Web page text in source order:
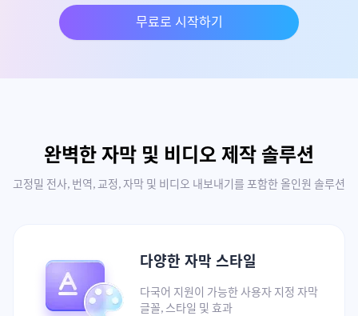
무료로 시작하기
완벽한 자막 및 비디오 제작 솔루션
고정밀 전사, 번역, 교정, 자막 및 비디오 내보내기를 포함한 올인원 솔루션
다양한 자막 스타일
다국어 지원이 가능한 사용자 지정 자막
글꼴, 스타일 및 효과